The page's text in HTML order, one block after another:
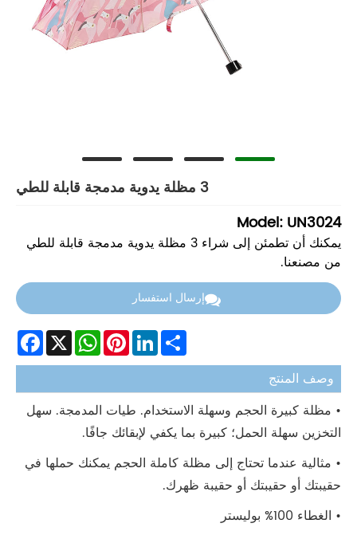
3 مظلة يدوية مدمجة قابلة للطي
Model: UN3024
يمكنك أن تطمئن إلى شراء 3 مظلة يدوية مدمجة قابلة للطي
من مصنعنا.
إرسال استفسار
X
WhatsAppPinterestLinkedIn Share
وصف المنتج
• مظلة كبيرة الحجم وسهلة الاستخدام. طيات المدمجة. سهل
التخزين سهلة الحمل؛ كبيرة بما يكفي لإبقائك جافًا.
• مثالية عندما تحتاج إلى مظلة كاملة الحجم يمكنك حملها في
حقيبتك أو حقيبتك أو حقيبة ظهرك.
• الغطاء 100% بوليستر